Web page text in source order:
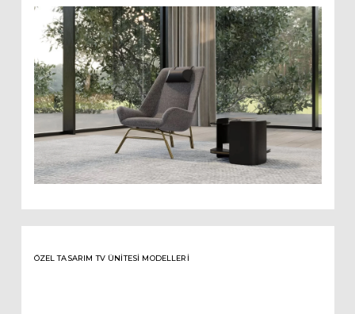
ÖZEL TASARIM TV ÜNITESI MODELLERI